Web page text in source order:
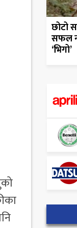
छोटो
सफल
‘भिगो’